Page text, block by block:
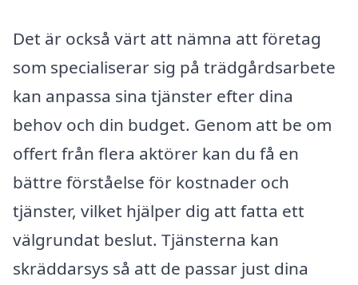
Det är också värt att nämna att företag
som specialiserar sig på trädgårdsarbete
kan anpassa sina tjänster efter dina
behov och din budget. Genom att be om
offert från flera aktörer kan du få en
bättre förståelse för kostnader och
tjänster, vilket hjälper dig att fatta ett
välgrundat beslut. Tjänsterna kan
skräddarsys så att de passar just dina